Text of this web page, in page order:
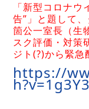
「新型コロナ
告”」 と題して
箇公一室長（生
スク評価・対策
ジト(?)から緊急
https://